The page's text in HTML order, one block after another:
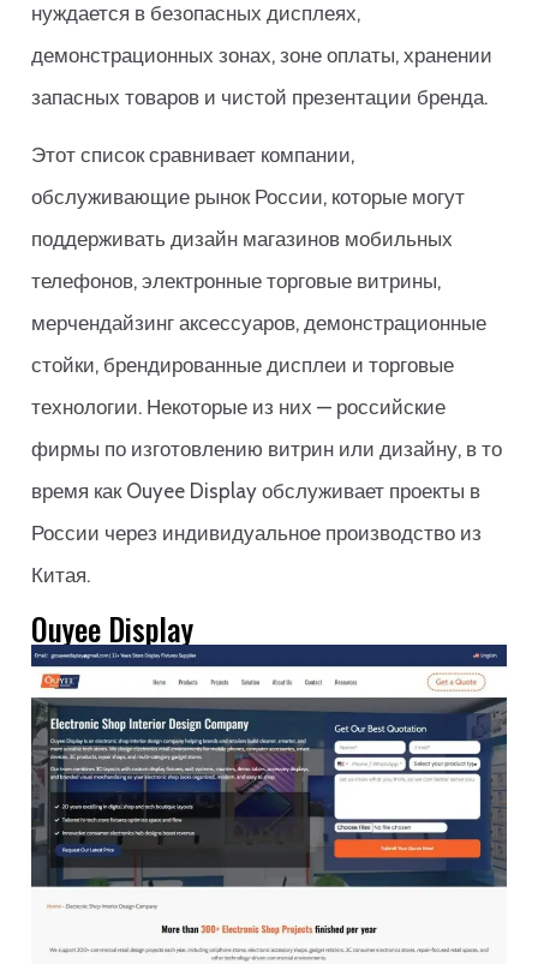
нуждается в безопасных дисплеях,
демонстрационных зонах, зоне оплаты, хранении
запасных товаров и чистой презентации бренда.
Этот список сравнивает компании,
обслуживающие рынок России, которые могут
поддерживать дизайн магазинов мобильных
телефонов, электронные торговые витрины,
мерчендайзинг аксессуаров, демонстрационные
стойки, брендированные дисплеи и торговые
технологии. Некоторые из них — российские
фирмы по изготовлению витрин или дизайну, в то
время как Ouyee Display обслуживает проекты в
России через индивидуальное производство из
Китая.
Ouyee Display